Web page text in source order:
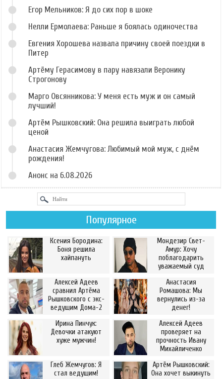
Егор Мельников: Я до сих пор в шоке
Нелли Ермолаева: Раньше я боялась одиночества
Евгения Хорошева назвала причину своей поездки в
Питер
Артёму Герасимову в пару навязали Веронику
Строгонову
Марго Овсянникова: У меня есть муж и он самый
лучший!
Артём Рышковский: Она решила выиграть любой
ценой
Анастасия Жемчугова: Любимый мой муж, с днём
рождения!
Анонс на 6.08.2026
Популярное
Ксения Бородина:
Боня решила
хайпануть
Мондезир Свет-
Амур: Хочу
поблагодарить
уважаемый суд
Алексей Адеев
сравнил Артёма
Рышковского с экс-
ведущим Дома-2
Анастасия
Ромашова: Мы
вернулись из-за
денег!
Ирина Пинчук:
Девочки атакуют
хуже мужчин!
Алексей Адеев
проверяет на
прочность Ивану
Михайличенко
Глеб Жемчугов: Я
стал ведущим!
Артём Рышковский:
Она хочет выкинуть